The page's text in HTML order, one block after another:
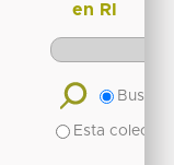
en RI
Buscar
Esta